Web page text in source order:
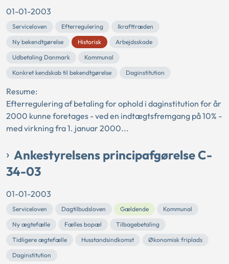
01-01-2003
Serviceloven Efterregulering
Ikrafttræden
Ny bekendtgørelse
Historisk
Arbejdsskade
Udbetaling Danmark
Kommunal
Konkret kendskab til bekendtgørelse
Daginstitution
Resume:
Efterregulering af betaling for ophold i daginstitution for år
2000 kunne foretages - ved en indtægtsfremgang på 10% -
med virkning fra 1. januar 2000...
Ankestyrelsens principafgørelse C-
34-03
01-01-2003
Serviceloven Dagtilbudsloven Gældende
Kommunal
Ny ægtefælle
Fælles bopæl
Tilbagebetaling
Tidligere ægtefælle
Husstandsindkomst
Økonomisk friplads
Daginstitution